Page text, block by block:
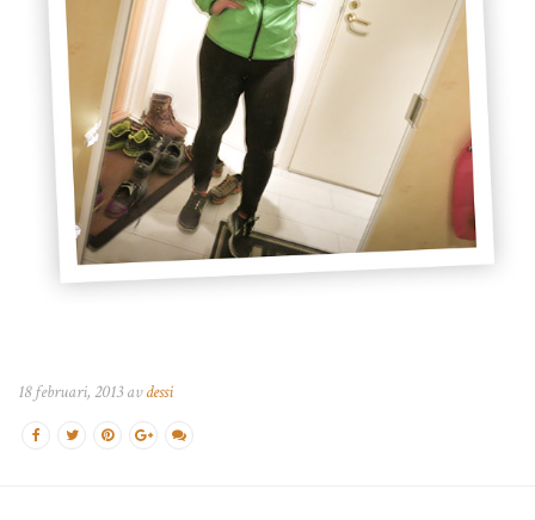
18 februari, 2013 avdessi